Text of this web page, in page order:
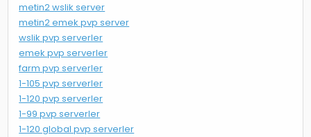
metin2 wslik server
metin2 emek pvp server
wslik pvp serverler
emek pvp serverler
farm pvp serverler
1-105 pvp serverler
1-120 pvp serverler
1-99 pvp serverler
1-120 global pvp serverler